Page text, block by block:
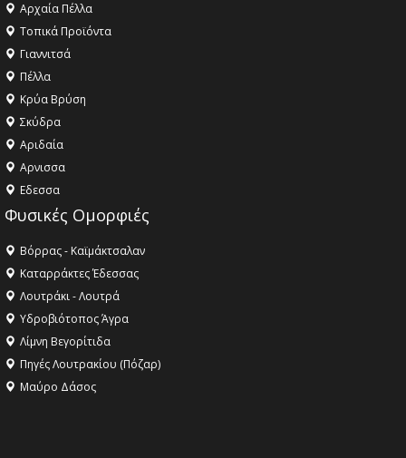
Αρχαία Πέλλα
Τοπικά Προϊόντα
Γιαννιτσά
Πέλλα
Κρύα Βρύση
Σκύδρα
Αριδαία
Aρνισσα
Eδεσσα
Φυσικές Ομορφιές
Βόρρας - Καϊμάκτσαλαν
Καταρράκτες Έδεσσας
Λουτράκι - Λουτρά
Υδροβιότοπος Άγρα
Λίμνη Βεγορίτιδα
Πηγές Λουτρακίου (Πόζαρ)
Μαύρο Δάσος